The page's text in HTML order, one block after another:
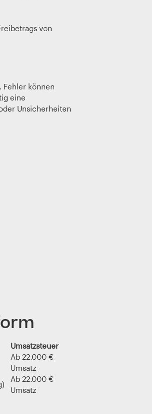
von
Fehler können
eine
Unsicherheiten
Umsatzsteuer
Ab 22.000 €
Umsatz
Ab 22.000 €
Umsatz